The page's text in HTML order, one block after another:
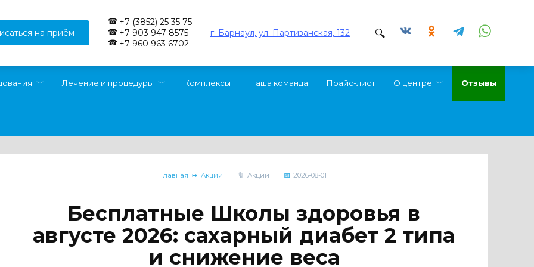
на приём
+7 (3852) 25 35 75
+7 903 947 8575
+7 960 963 6702
г. Барнаул, ул. Партизанская, 132
Лечение и процедуры Комплексы Наша команда Прайс-лист О центре Отзывы
Главная Акции Акции 2026-08-01
Бесплатные Школы здоровья в
августе 2026: сахарный диабет 2 типа
и снижение веса